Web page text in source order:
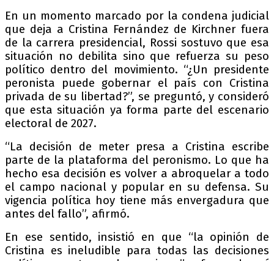
En un momento marcado por la condena judicial
que deja a Cristina Fernández de Kirchner fuera
de la carrera presidencial, Rossi sostuvo que esa
situación no debilita sino que refuerza su peso
político dentro del movimiento. “¿Un presidente
peronista puede gobernar el país con Cristina
privada de su libertad?”, se preguntó, y consideró
que esta situación ya forma parte del escenario
electoral de 2027.
“La decisión de meter presa a Cristina escribe
parte de la plataforma del peronismo. Lo que ha
hecho esa decisión es volver a abroquelar a todo
el campo nacional y popular en su defensa. Su
vigencia política hoy tiene más envergadura que
antes del fallo”, afirmó.
En ese sentido, insistió en que “la opinión de
Cristina es ineludible para todas las decisiones